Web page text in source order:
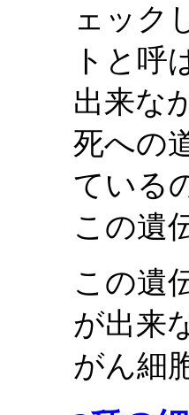
ェック
トと呼
出来な
死への
ている
この遺
この遺
が出来
がん細